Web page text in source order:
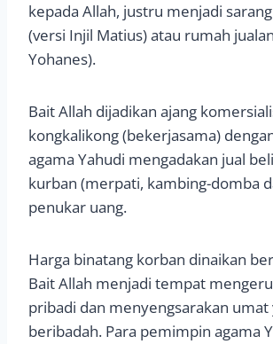
kepada Allah, justru menjadi
(versi Injil Matius) atau rumah
Yohanes).
Bait Allah dijadikan ajang
kongkalikong (bekerjasama)
agama Yahudi mengadakan jual
kurban (merpati, kambing-domba
penukar uang.
Harga binatang korban dinaikan
Bait Allah menjadi tempat
pribadi dan menyengsarakan umat
beribadah. Para pemimpin agama